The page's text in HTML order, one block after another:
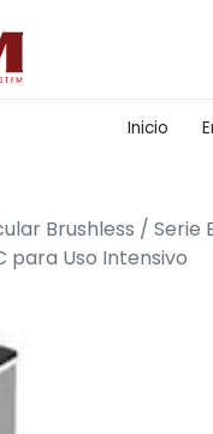
Inicio
Brushless / Serie
para Uso Intensivo